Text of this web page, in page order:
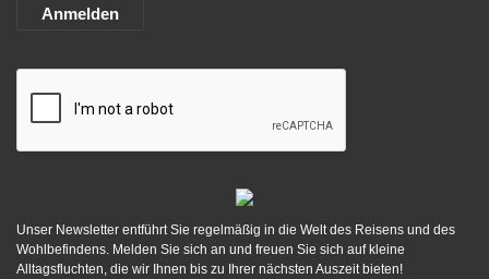
Anmelden
Unser Newsletter entführt Sie regelmäßig in die Welt des Reisens und des
Wohlbefindens. Melden Sie sich an und freuen Sie sich auf kleine
Alltagsfluchten, die wir Ihnen bis zu Ihrer nächsten Auszeit bieten!